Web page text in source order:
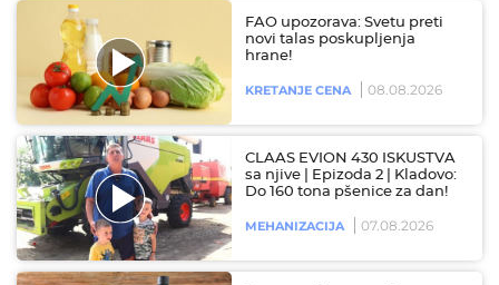
FAO upozorava: Svetu preti
novi talas poskupljenja
hrane!
KRETANJE CENA 08.08.2026
CLAAS EVION 430 ISKUSTVA
sa njive | Epizoda 2 | Kladovo:
Do 160 tona pšenice za dan!
MEHANIZACIJA 07.08.2026